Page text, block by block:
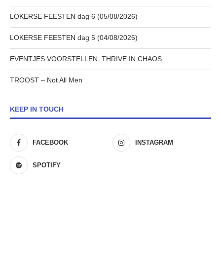
LOKERSE FEESTEN dag 6 (05/08/2026)
LOKERSE FEESTEN dag 5 (04/08/2026)
EVENTJES VOORSTELLEN: THRIVE IN CHAOS
TROOST – Not All Men
KEEP IN TOUCH
FACEBOOK INSTAGRAM
SPOTIFY